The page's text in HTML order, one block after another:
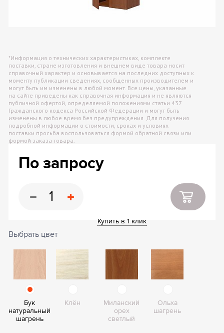
*Информация о технических характеристиках, комплекте
поставки, стране изготовления и внешнем виде товара носит
справочный характер и основывается на последних доступных к
моменту публикации сведениях, сообщенных производителем и
могут быть им изменены в любой момент. Все цены, указанные
на сайте приведены как справочная информация и не являются
публичной офертой, определяемой положениями статьи 437
Гражданского кодекса Российской Федерации и могут быть
изменены в любое время без предупреждения. Для получения
подробной информации о стоимости, сроках и условиях
поставки просьба воспользоваться формой обратной связи или
формой заказа товара.
По запросу
Купить в 1 клик
Выбрать цвет
Бук
натуральный
шагрень
Клён
Миланский
орех
светлый
Ольха
шагрень